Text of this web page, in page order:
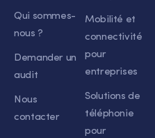
Qui sommes-
nous ?
Demander un
audit
Nous
contacter
Mobilité et
connectivité
pour
entreprises
Solutions de
téléphonie
pour